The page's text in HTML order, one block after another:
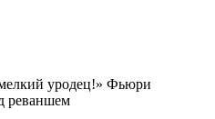
уродец!» Фьюри
реваншем